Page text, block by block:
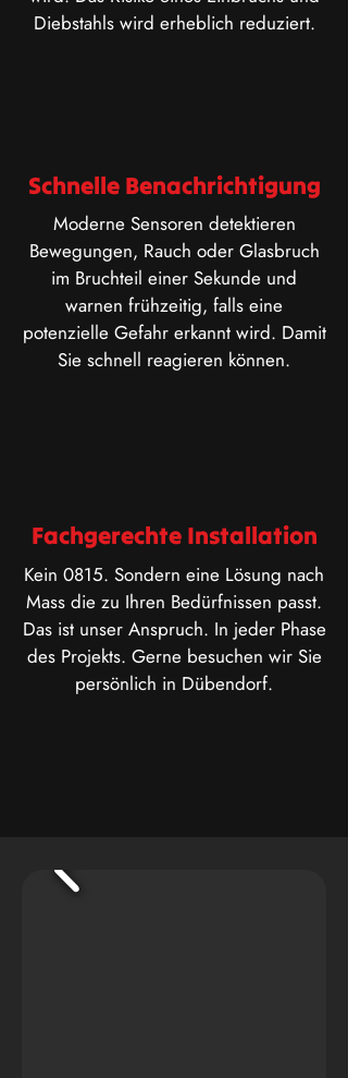
Diebstahls wird erheblich reduziert.
Schnelle Benachrichtigung
​Moderne Sensoren detektieren
Bewegungen, Rauch oder Glasbruch
im Bruchteil einer Sekunde und
warnen frühzeitig, falls eine
potenzielle Gefahr erkannt wird. Damit
Sie schnell reagieren können.
Fachgerechte Installation
Kein 0815. Sondern eine Lösung nach
Mass die zu Ihren Bedürfnissen passt.
Das ist unser Anspruch. In jeder Phase
des Projekts. Gerne besuchen wir Sie
persönlich in Dübendorf.